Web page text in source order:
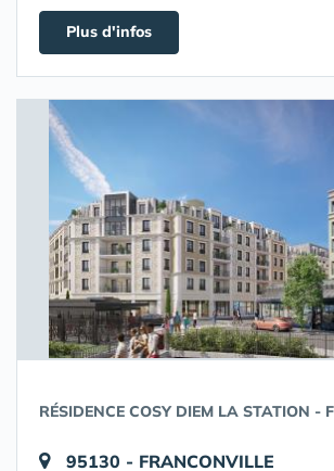
Plus d'infos
RÉSIDENCE COSY DIEM LA STATION -
95130 - FRANCONVILLE